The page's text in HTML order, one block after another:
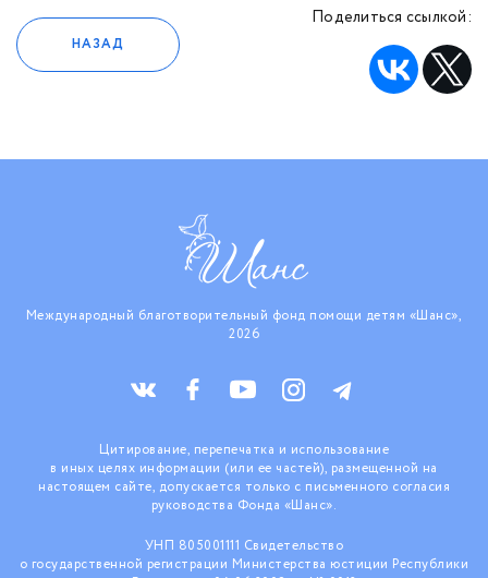
НАЗАД
Поделиться ссылкой:
Международный благотворительный фонд помощи детям «Шанс»,
2026
Цитирование, перепечатка и использование
в иных целях информации (или ее частей), размещенной на
настоящем сайте, допускается только с письменного согласия
руководства Фонда «Шанс».
УНП 805001111 Свидетельство
о государственной регистрации Министерства юстиции Республики